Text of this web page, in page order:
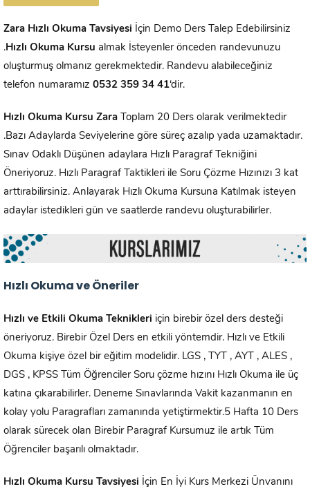
Zara Hızlı Okuma Tavsiyesi İçin Demo Ders Talep Edebilirsiniz
.Hızlı Okuma Kursu almak İsteyenler önceden randevunuzu
oluşturmuş olmanız gerekmektedir. Randevu alabileceğiniz
telefon numaramız 0532 359 34 41‘dir.
Hızlı Okuma Kursu Zara Toplam 20 Ders olarak verilmektedir
.Bazı Adaylarda Seviyelerine göre süreç azalıp yada uzamaktadır.
Sınav Odaklı Düşünen adaylara Hızlı Paragraf Tekniğini
Öneriyoruz. Hızlı Paragraf Taktikleri ile Soru Çözme Hızınızı 3 kat
arttırabilirsiniz. Anlayarak Hızlı Okuma Kursuna Katılmak isteyen
adaylar istedikleri gün ve saatlerde randevu oluşturabilirler.
Hızlı Okuma ve Öneriler
Hızlı ve Etkili Okuma Teknikleri için birebir özel ders desteği
öneriyoruz. Birebir Özel Ders en etkili yöntemdir. Hızlı ve Etkili
Okuma kişiye özel bir eğitim modelidir. LGS , TYT , AYT , ALES ,
DGS , KPSS Tüm Öğrenciler Soru çözme hızını Hızlı Okuma ile üç
katına çıkarabilirler. Deneme Sınavlarında Vakit kazanmanın en
kolay yolu Paragrafları zamanında yetiştirmektir.5 Hafta 10 Ders
olarak sürecek olan Birebir Paragraf Kursumuz ile artık Tüm
Öğrenciler başarılı olmaktadır.
Hızlı Okuma Kursu Tavsiyesi İçin En İyi Kurs Merkezi Ünvanını